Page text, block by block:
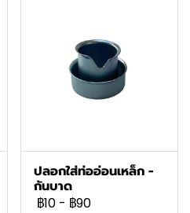
ปลอกใส่ท่ออ่อนเหล็ก -
กันบาด
฿10 - ฿90